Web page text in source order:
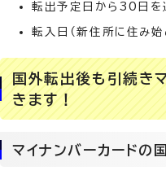
転出予定日から30日を
転入日（新住所に住み
国外転出後も引続き
きます！
マイナンバーカードの